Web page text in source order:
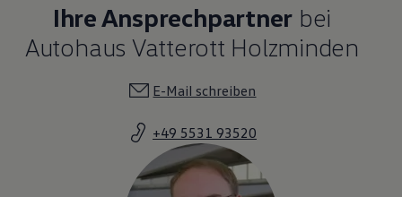
Ihre Ansprechpartner bei
Autohaus Vatterott Holzminden
E-Mail schreiben
+49 5531 93520